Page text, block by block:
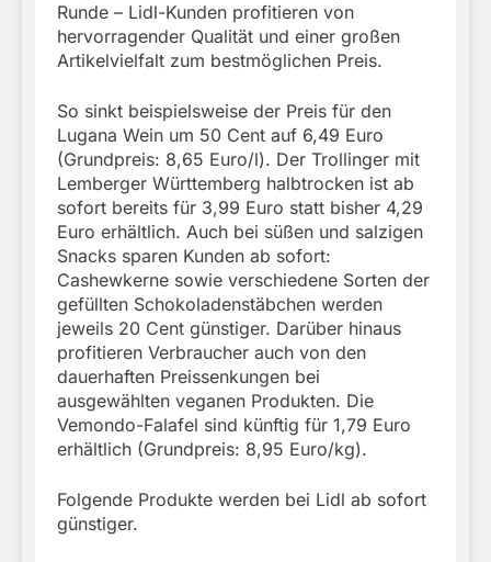
Runde – Lidl-Kunden profitieren von
hervorragender Qualität und einer großen
Artikelvielfalt zum bestmöglichen Preis.
So sinkt beispielsweise der Preis für den
Lugana Wein um 50 Cent auf 6,49 Euro
(Grundpreis: 8,65 Euro/l). Der Trollinger mit
Lemberger Württemberg halbtrocken ist ab
sofort bereits für 3,99 Euro statt bisher 4,29
Euro erhältlich. Auch bei süßen und salzigen
Snacks sparen Kunden ab sofort:
Cashewkerne sowie verschiedene Sorten der
gefüllten Schokoladenstäbchen werden
jeweils 20 Cent günstiger. Darüber hinaus
profitieren Verbraucher auch von den
dauerhaften Preissenkungen bei
ausgewählten veganen Produkten. Die
Vemondo-Falafel sind künftig für 1,79 Euro
erhältlich (Grundpreis: 8,95 Euro/kg).
Folgende Produkte werden bei Lidl ab sofort
günstiger.